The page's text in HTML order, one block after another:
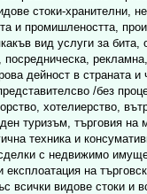
стоки-хранителни,
и промишлеността,
вид услуги за бита,
посредническа,
дейност в страната и
/без
хотелиерство,
туризъм, търговия на
техника и
с недвижимо
експлоатация на
всички видове стоки и